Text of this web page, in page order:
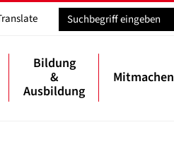
Bildung
&
Ausbildung
Mitmachen